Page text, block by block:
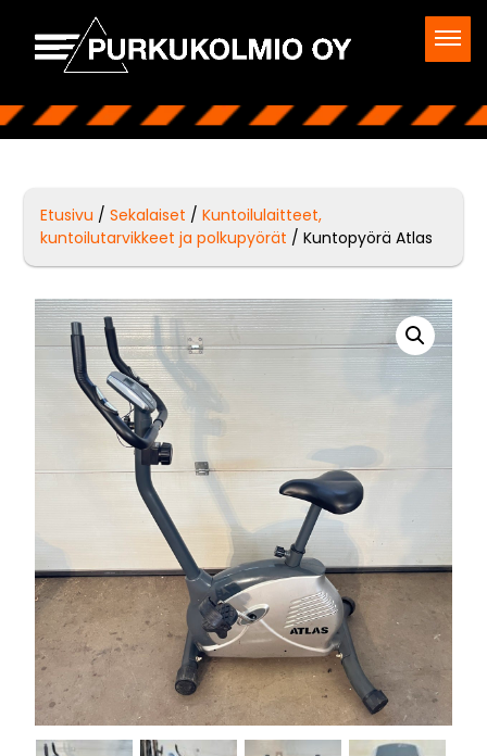
Etusivu /Sekalaiset /Kuntoilulaitteet,
kuntoilutarvikkeet ja polkupyörät / Kuntopyörä Atlas